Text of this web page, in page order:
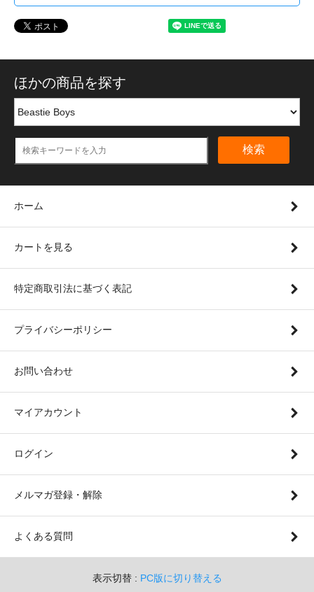
ほかの商品を探す
検索
ホーム
カートを見る
特定商取引法に基づく表記
プライバシーポリシー
お問い合わせ
マイアカウント
ログイン
メルマガ登録・解除
よくある質問
表示切替 : PC版に切り替える